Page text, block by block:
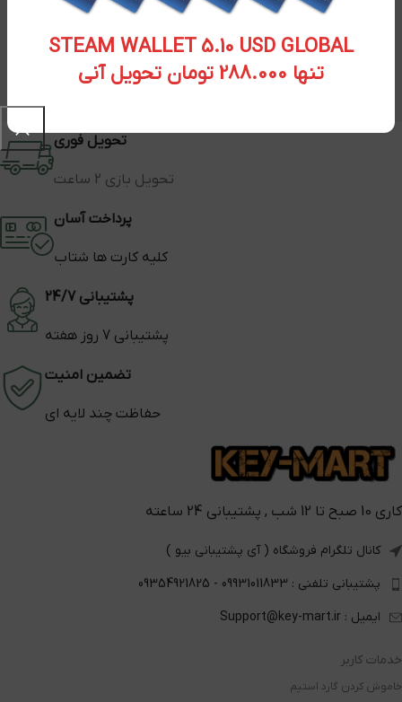
STEAM WALLET 5.10 USD GLOBAL
تنها 288.000 تومان تحویل آنی
تحویل فوری
تحویل بازی 2 ساعت
پرداخت آسان
کلیه کارت ها شتاب
پشتیبانی 24/7
پشتیبانی 7 روز هفته
تضمین امنیت
حفاظت چند لایه ای
کاری 10 صبح تا 12 شب , پشتیبانی 24 ساعته
کانال تلگرام فروشگاه ( آی پشتیبانی بیو )
پشتیبانی تلفنی : 09931011833 - 09354921825
ایمیل : Support@key-mart.ir
خدمات کاربر
خاموش کردن گارد استیم